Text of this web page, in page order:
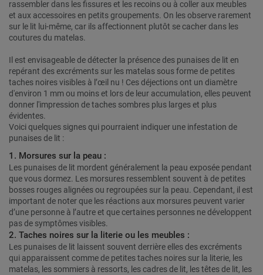
rassembler dans les fissures et les recoins ou à coller aux meubles
et aux accessoires en petits groupements. On les observe rarement
sur le lit lui-même, car ils affectionnent plutôt se cacher dans les
coutures du matelas.
Il est envisageable de détecter la présence des punaises de lit en
repérant des excréments sur les matelas sous forme de petites
taches noires visibles à l’œil nu ! Ces déjections ont un diamètre
d'environ 1 mm ou moins et lors de leur accumulation, elles peuvent
donner l'impression de taches sombres plus larges et plus
évidentes.
Voici quelques signes qui pourraient indiquer une infestation de
punaises de lit :
1. Morsures sur la peau :
Les punaises de lit mordent généralement la peau exposée pendant
que vous dormez. Les morsures ressemblent souvent à de petites
bosses rouges alignées ou regroupées sur la peau. Cependant, il est
important de noter que les réactions aux morsures peuvent varier
d’une personne à l’autre et que certaines personnes ne développent
pas de symptômes visibles.
2. Taches noires sur la literie ou les meubles :
Les punaises de lit laissent souvent derrière elles des excréments
qui apparaissent comme de petites taches noires sur la literie, les
matelas, les sommiers à ressorts, les cadres de lit, les têtes de lit, les